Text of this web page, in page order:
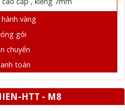
vàng
gói
chuyển
toán
HTT - M8